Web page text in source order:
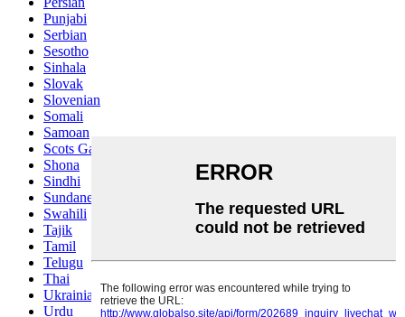
Punjabi
Serbian
Sesotho
Sinhala
Slovak
Slovenian
Somali
Samoan
Scots Gaelic
Shona
Sindhi
Sundanese
Swahili
Tajik
Tamil
Telugu
Thai
Ukrainian
Urdu